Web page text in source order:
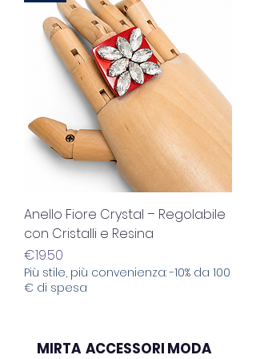
Anello Fiore Crystal – Regolabile
con Cristalli e Resina
Price
€19.50
Più stile, più convenienza: -10% da 100
€ di spesa
MIRTA ACCESSORI MODA